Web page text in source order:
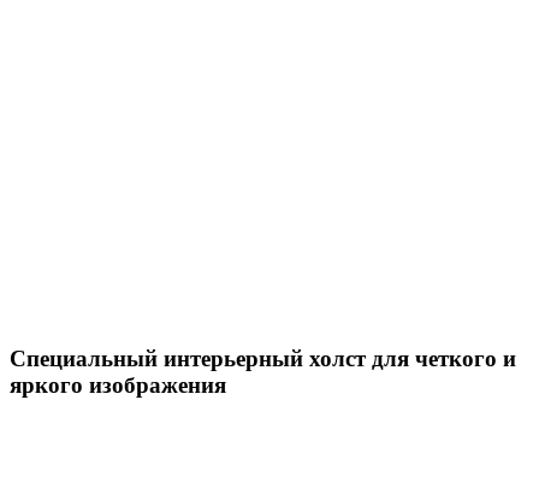
Специальный интерьерный холст для четкого и
яркого изображения